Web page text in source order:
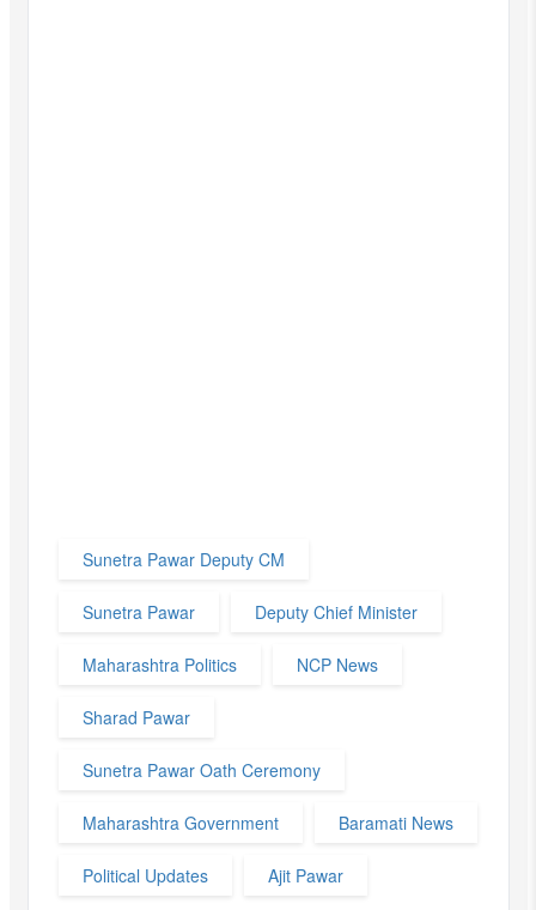
Sunetra Pawar Deputy CM
Sunetra Pawar Deputy Chief Minister
Maharashtra Politics NCP News
Sharad Pawar
Sunetra Pawar Oath Ceremony
Maharashtra Government Baramati News
Political Updates Ajit Pawar